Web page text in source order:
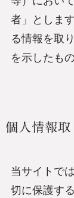
者」としま
る情報を取
を示したも
個人情報
当サイトで
切に保護す